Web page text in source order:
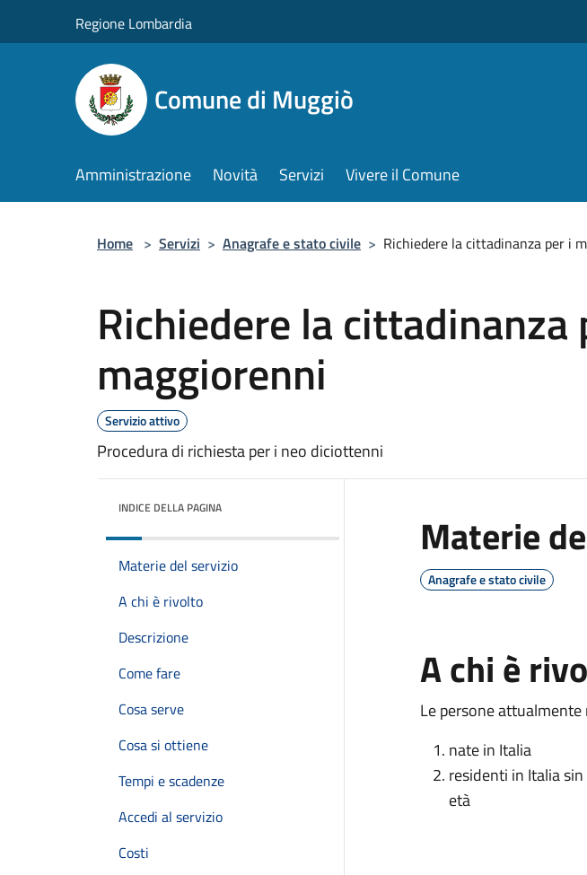
Regione Lombardia
Comune di Muggiò
Amministrazione Novità Servizi Vivere il Comune
Home > Servizi > Anagrafe e stato civile > Richiedere la cittadinanza per i
Richiedere la cittadinanza
maggiorenni
Servizio attivo
Procedura di richiesta per i neo diciottenni
INDICE DELLA PAGINA
Materie del servizio
A chi è rivolto
Descrizione
Come fare
Cosa serve
Cosa si ottiene
Tempi e scadenze
Accedi al servizio
Costi
Materie
Anagrafe e stato civile
A chi è
Le persone
nate in Italia
residenti in Italia
età